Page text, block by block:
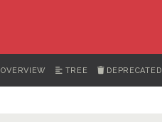
OVERVIEW TREE DEPRECATED